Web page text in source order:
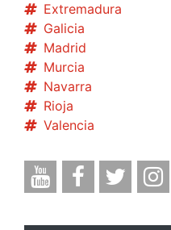
Extremadura
Galicia
Madrid
Murcia
Navarra
Rioja
Valencia